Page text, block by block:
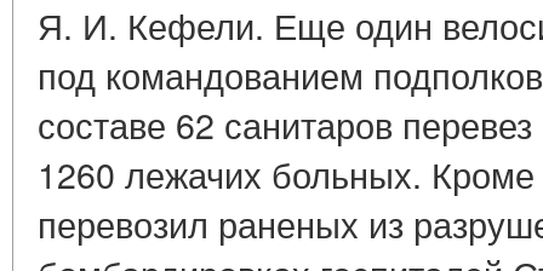
Я. И. Кефели. Еще один
под командованием
составе 62 санитаров
1260 лежачих больных. Кроме
перевозил раненых из